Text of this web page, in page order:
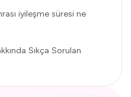
iyileşme süresi ne
Sıkça Sorulan